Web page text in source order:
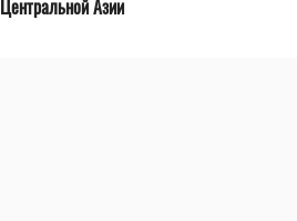
Центральной Азии